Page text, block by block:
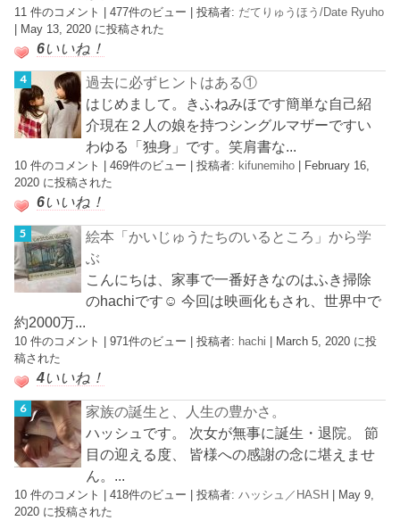
11 件のコメント |477件のビュー |投稿者: だてりゅうほう/Date Ryuho
May 13, 2020 に投稿された
6いいね！
過去に必ずヒントはある①
はじめまして。きふねみほです簡単な自己紹
介現在２人の娘を持つシングルマザーですい
わゆる「独身」です。笑肩書な...
10 件のコメント |469件のビュー |投稿者: kifunemiho
February 16,
2020 に投稿された
6いいね！
絵本「かいじゅうたちのいるところ」から学
ぶ
こんにちは、家事で一番好きなのはふき掃除
のhachiです☺︎ 今回は映画化もされ、世界中で
約2000万...
10 件のコメント |971件のビュー |投稿者: hachi | March 5, 2020 に投
稿された
4いいね！
家族の誕生と、人生の豊かさ。
ハッシュです。 次女が無事に誕生・退院。 節
目の迎える度、 皆様への感謝の念に堪えませ
ん。...
10 件のコメント |418件のビュー |投稿者:ハッシュ／HASH
May 9,
2020 に投稿された